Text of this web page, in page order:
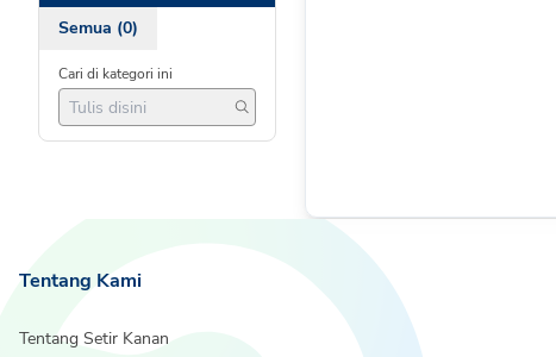
Semua (0)
Cari di kategori ini
Tentang Kami
Tentang Setir Kanan